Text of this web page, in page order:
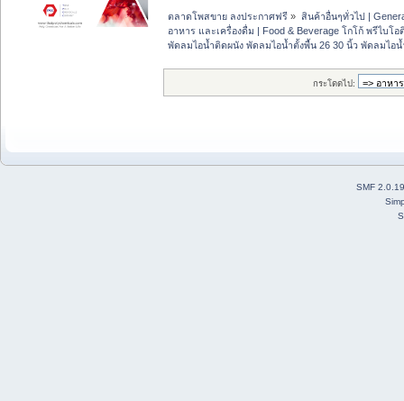
ตลาดโพสขาย ลงประกาศฟรี » สินค้าอื่นๆทั่วไป |
อาหาร และเครื่องดื่ม | Food & Beverage โกโก้ พรีไบโ
พัดลมไอน้ำติดผนัง พัดลมไอน้ำตั้งพื้น 26 30 นิ้ว พัดลมไอ
กระโดดไป:
SMF 2.0.19